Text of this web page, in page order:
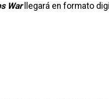
Warllegará en formato